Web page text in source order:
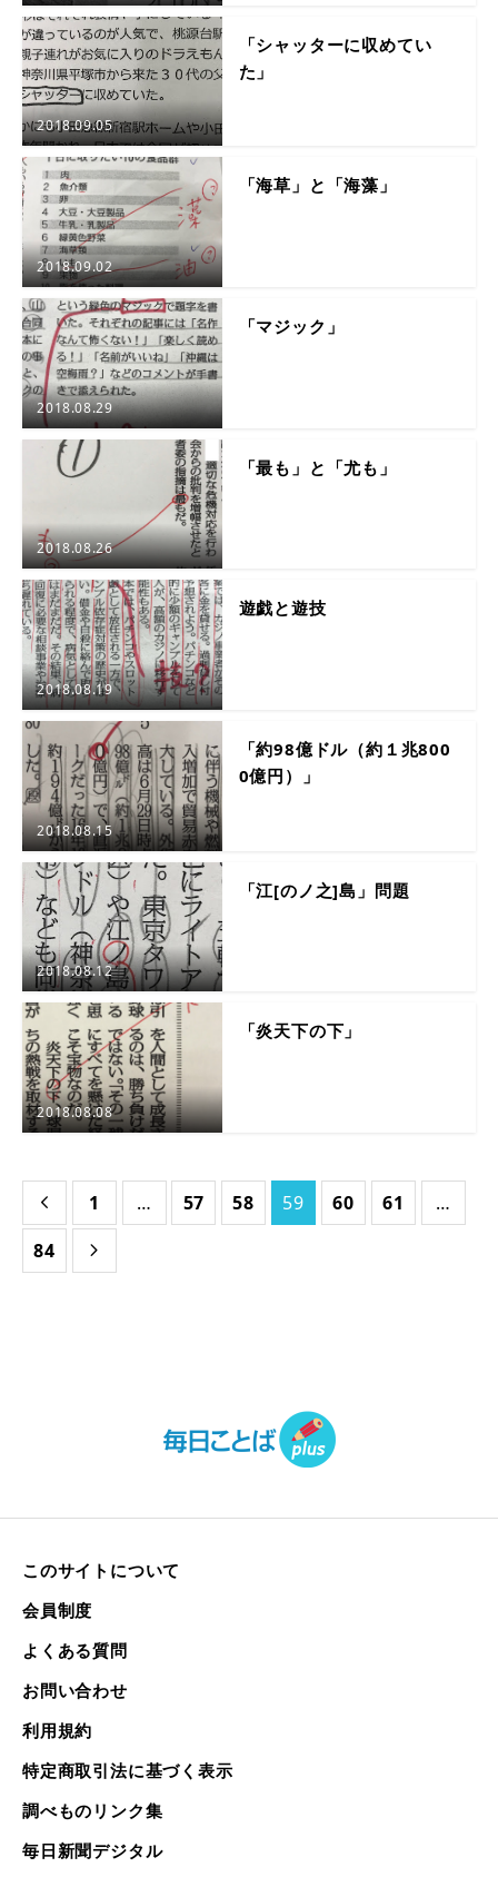
2018.09.05
「シャッターに収めてい
た」
2018.09.02
「海草」と「海藻」
2018.08.29
「マジック」
2018.08.26
「最も」と「尤も」
2018.08.19
遊戯と遊技
2018.08.15
「約98億ドル（約１兆800
0億円）」
2018.08.12
「江[のノ之]島」問題
2018.08.08
「炎天下の下」
 1 … 57 58 59 60 61
…
84

このサイトについて
会員制度
よくある質問
お問い合わせ
利用規約
特定商取引法に基づく表示
調べものリンク集
毎日新聞デジタル